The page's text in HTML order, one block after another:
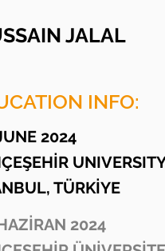
JALAL
INFO:
2024
TÜRKİYE
2024